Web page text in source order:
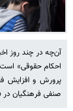
آن‌چه در چند روز
احکام حقوقی»
صنفی فرهنگیان